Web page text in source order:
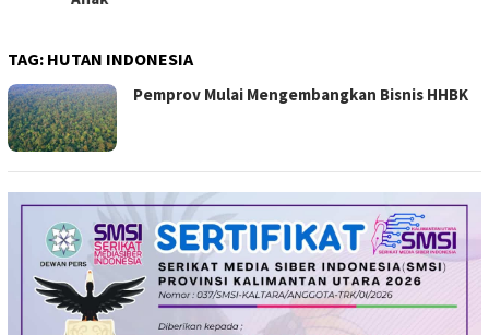
TAG: HUTAN INDONESIA
Pemprov Mulai Mengembangkan Bisnis HHBK